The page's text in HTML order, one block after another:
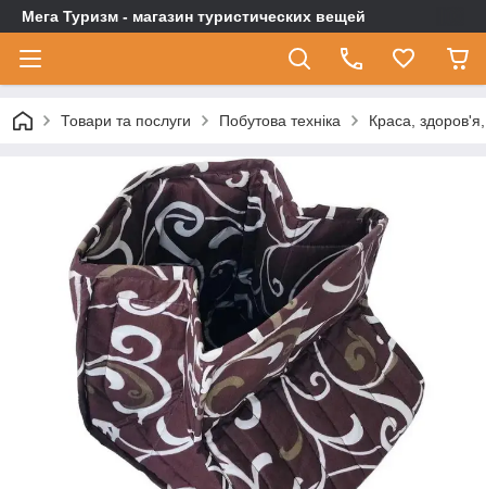
Мега Туризм - магазин туристических вещей
Товари та послуги Побутова техніка Краса,